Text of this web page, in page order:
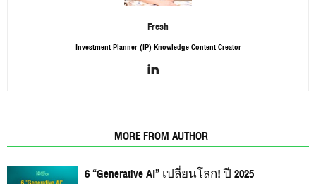
Fresh
Investment Planner (IP) Knowledge Content Creator
MORE FROM AUTHOR
6 “Generative AI” เปลี่ยนโลก! ปี 2025